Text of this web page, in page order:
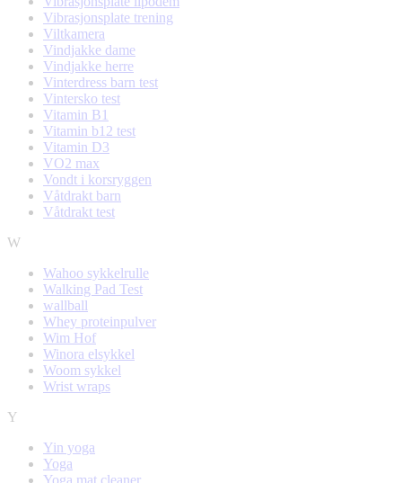
Vibrasjonsplate trening
Viltkamera
Vindjakke dame
Vindjakke herre
Vinterdress barn test
Vintersko test
Vitamin B1
Vitamin b12 test
Vitamin D3
VO2 max
Vondt i korsryggen
Våtdrakt barn
Våtdrakt test
W
Wahoo sykkelrulle
Walking Pad Test
wallball
Whey proteinpulver
Wim Hof
Winora elsykkel
Woom sykkel
Wrist wraps
Y
Yin yoga
Yoga
Yoga mat cleaner